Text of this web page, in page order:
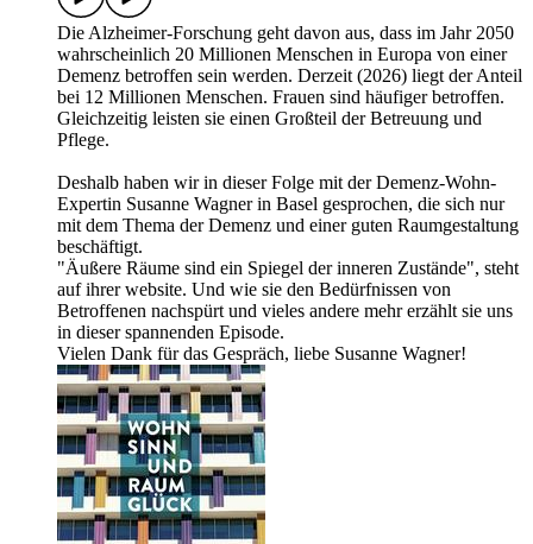
Die Alzheimer-Forschung geht davon aus, dass im Jahr 2050
wahrscheinlich 20 Millionen Menschen in Europa von einer
Demenz betroffen sein werden. Derzeit (2026) liegt der Anteil
bei 12 Millionen Menschen. Frauen sind häufiger betroffen.
Gleichzeitig leisten sie einen Großteil der Betreuung und
Pflege.
Deshalb haben wir in dieser Folge mit der Demenz-Wohn-
Expertin Susanne Wagner in Basel gesprochen, die sich nur
mit dem Thema der Demenz und einer guten Raumgestaltung
beschäftigt.
"Äußere Räume sind ein Spiegel der inneren Zustände", steht
auf ihrer website. Und wie sie den Bedürfnissen von
Betroffenen nachspürt und vieles andere mehr erzählt sie uns
in dieser spannenden Episode.
Vielen Dank für das Gespräch, liebe Susanne Wagner!